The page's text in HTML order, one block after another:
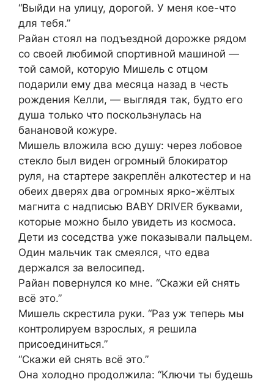
“Выйди на улицу, дорогой. У меня кое-что
для тебя.”
Райан стоял на подъездной дорожке рядом
со своей любимой спортивной машиной —
той самой, которую Мишель с отцом
подарили ему два месяца назад в честь
рождения Келли, — выглядя так, будто его
душа только что поскользнулась на
банановой кожуре.
Мишель вложила всю душу: через лобовое
стекло был виден огромный блокиратор
руля, на стартере закреплён алкотестер и на
обеих дверях два огромных ярко-жёлтых
магнита с надписью BABY DRIVER буквами,
которые можно было увидеть из космоса.
Дети из соседства уже показывали пальцем.
Один мальчик так смеялся, что едва
держался за велосипед.
Райан повернулся ко мне. “Скажи ей снять
всё это.”
Мишель скрестила руки. “Раз уж теперь мы
контролируем взрослых, я решила
присоединиться.”
“Скажи ей снять всё это.”
Она холодно продолжила: “Ключи ты будешь